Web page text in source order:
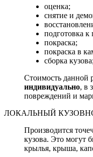
оценка;
снятие и
подготовка к
покраска;
покраска в
сборка кузова;
Стоимость данной
индивидуально, в
повреждений и
ЛОКАЛЬНЫЙ
Производится
кузова. Это могут
крылья, крыша,